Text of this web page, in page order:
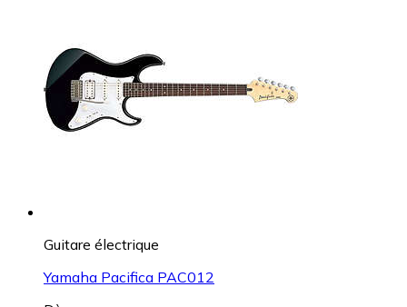
Guitare électrique
Yamaha Pacifica PAC012